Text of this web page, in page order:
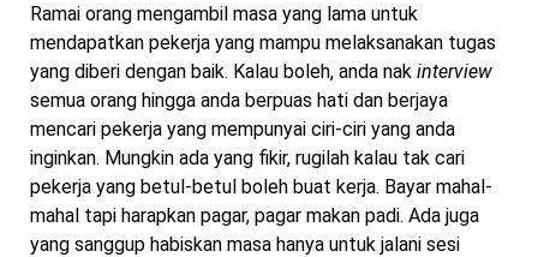
Ramai orang mengambil masa yang lama untuk
mendapatkan pekerja yang mampu melaksanakan tugas
yang diberi dengan baik. Kalau boleh, anda nak interview
semua orang hingga anda berpuas hati dan berjaya
mencari pekerja yang mempunyai ciri-ciri yang anda
inginkan. Mungkin ada yang fikir, rugilah kalau tak cari
pekerja yang betul-betul boleh buat kerja. Bayar mahal-
mahal tapi harapkan pagar, pagar makan padi. Ada juga
yang sanggup habiskan masa hanya untuk jalani sesi